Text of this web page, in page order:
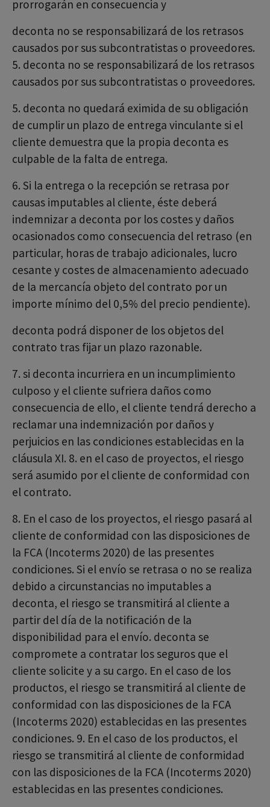
prorrogarán en consecuencia y
deconta no se responsabilizará de los retrasos
causados por sus subcontratistas o proveedores.
5. deconta no se responsabilizará de los retrasos
causados por sus subcontratistas o proveedores.
5. deconta no quedará eximida de su obligación
de cumplir un plazo de entrega vinculante si el
cliente demuestra que la propia deconta es
culpable de la falta de entrega.
6. Si la entrega o la recepción se retrasa por
causas imputables al cliente, éste deberá
indemnizar a deconta por los costes y daños
ocasionados como consecuencia del retraso (en
particular, horas de trabajo adicionales, lucro
cesante y costes de almacenamiento adecuado
de la mercancía objeto del contrato por un
importe mínimo del 0,5% del precio pendiente).
deconta podrá disponer de los objetos del
contrato tras fijar un plazo razonable.
7. si deconta incurriera en un incumplimiento
culposo y el cliente sufriera daños como
consecuencia de ello, el cliente tendrá derecho a
reclamar una indemnización por daños y
perjuicios en las condiciones establecidas en la
cláusula XI. 8. en el caso de proyectos, el riesgo
será asumido por el cliente de conformidad con
el contrato.
8. En el caso de los proyectos, el riesgo pasará al
cliente de conformidad con las disposiciones de
la FCA (Incoterms 2020) de las presentes
condiciones. Si el envío se retrasa o no se realiza
debido a circunstancias no imputables a
deconta, el riesgo se transmitirá al cliente a
partir del día de la notificación de la
disponibilidad para el envío. deconta se
compromete a contratar los seguros que el
cliente solicite y a su cargo. En el caso de los
productos, el riesgo se transmitirá al cliente de
conformidad con las disposiciones de la FCA
(Incoterms 2020) establecidas en las presentes
condiciones. 9. En el caso de los productos, el
riesgo se transmitirá al cliente de conformidad
con las disposiciones de la FCA (Incoterms 2020)
establecidas en las presentes condiciones.